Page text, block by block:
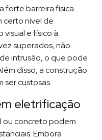
forte barreira física.
certo nível de
visual e físico à
superados, não
intrusão, o que pode
disso, a construção
ser custosas.
eletrificação
ou concreto podem
Embora